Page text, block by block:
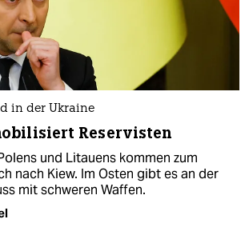
in der Ukraine
Reservisten
und Litauens kommen zum
nach Kiew. Im Osten gibt es an der
mit schweren Waffen.